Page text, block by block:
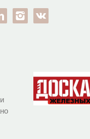
pl
linkedin instagram